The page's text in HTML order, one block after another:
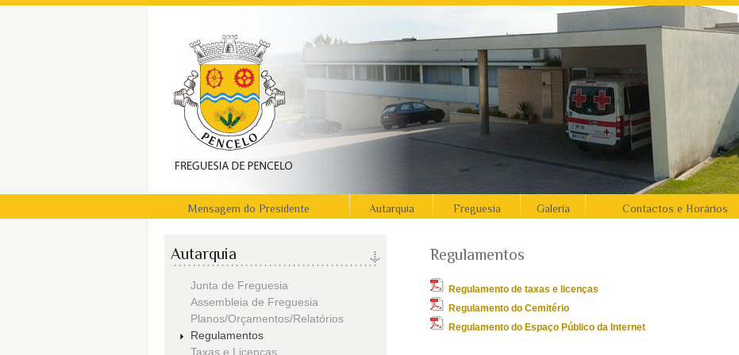
Mensagem do Presidente Autarquia Freguesia Galeria Contactos e Horários
Autarquia
Junta de Freguesia
Assembleia de Freguesia
Planos/Orçamentos/Relatórios
Regulamentos
Taxas e Licenças
Regulamentos
Regulamento de taxas e licenças
Regulamento do Cemitério
Regulamento do Espaço Público da Internet